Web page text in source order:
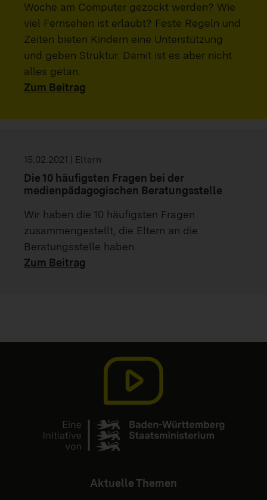
Woche am Computer gezockt werden? Wie
viel Fernsehen ist erlaubt? Feste Regeln und
Zeiten bieten Kindern eine Unterstützung
und geben Struktur. Damit ist es aber nicht
alles getan.
Zum Beitrag
15.02.2021 | Eltern
Die 10 häufigsten Fragen bei der
medienpädagogischen Beratungsstelle
Wir haben die 10 häufigsten Fragen
zusammengestellt, die Eltern an die
Beratungsstelle haben.
Zum Beitrag
Aktuelle Themen